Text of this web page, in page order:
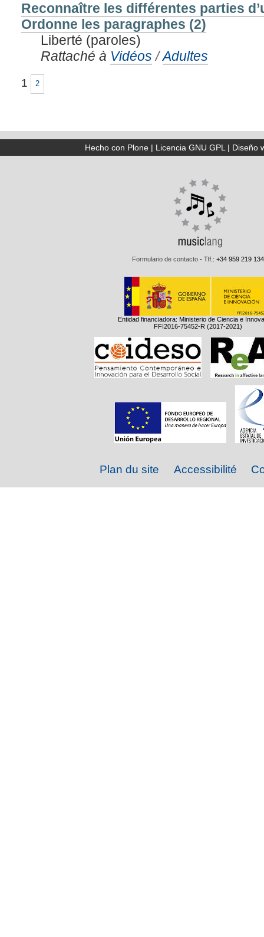
Reconnaître les différentes parties
Ordonne les paragraphes (2)
Liberté (paroles)
Rattaché à Vidéos /Adultes
1 2
Hecho con Plone| Licencia GNU GPL| Diseño
Formulario de contacto - Tlf.: +34 959 219 134
Entidad financiadora: Ministerio de Ciencia e
FFI2016-75452-R (2017-2021)
Plan du site Accessibilité